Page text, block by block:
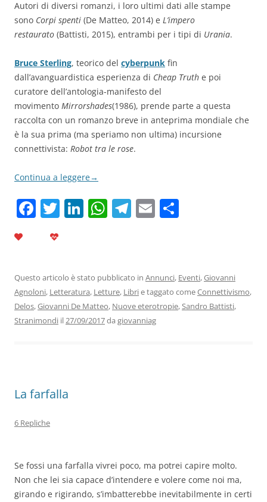
Autori di diversi romanzi, i loro ultimi dati alle stampe
sono Corpi spenti (De Matteo, 2014) e L’impero
restaurato (Battisti, 2015), entrambi per i tipi di Urania.
Bruce Sterling, teorico del cyberpunk fin
dall’avanguardistica esperienza di Cheap Truth e poi
curatore dell’antologia-manifesto del
movimento Mirrorshades(1986), prende parte a questa
raccolta con un romanzo breve in anteprima mondiale che
è la sua prima (ma speriamo non ultima) incursione
connettivista: Robot tra le rose.
Continua a leggere→
F
b
o
o
T Li
dI
n
W
A
p
p
T
a
m
E
vi
di
Questo articolo è stato pubblicato in Annunci, Eventi,Giovanni
Agnoloni, Letteratura, Letture, Librie taggato comeConnettivismo,
Delos,Giovanni De Matteo, Nuove eterotropie,Sandro Battisti,
Stranimondi il27/09/2017da giovanniag
La farfalla
6 Repliche
Se fossi una farfalla vivrei poco, ma potrei capire molto.
Non che lei sia capace d’intendere e volere come noi ma,
girando e rigirando, s’imbatterebbe inevitabilmente in certi